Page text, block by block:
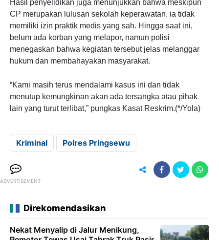
Hasil penyelidikan juga menunjukkan bahwa meskipun
CP merupakan lulusan sekolah keperawatan, ia tidak
memiliki izin praktik medis yang sah. Hingga saat ini,
belum ada korban yang melapor, namun polisi
menegaskan bahwa kegiatan tersebut jelas melanggar
hukum dan membahayakan masyarakat.
“Kami masih terus mendalami kasus ini dan tidak
menutup kemungkinan akan ada tersangka atau pihak
lain yang turut terlibat,” pungkas Kasat Reskrim.(*/Yola)
Kriminal Polres Pringsewu
ADVERTISEMENT
Direkomendasikan
Nekat Menyalip di Jalur Menikung,